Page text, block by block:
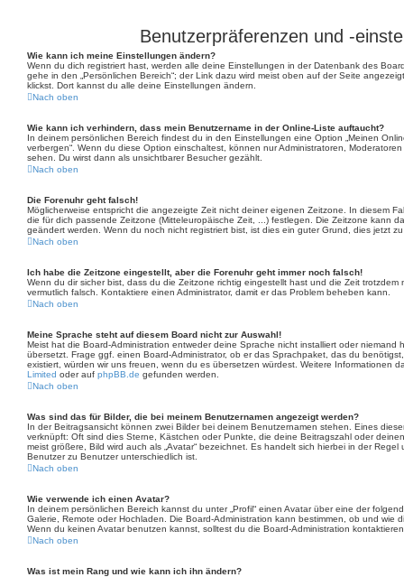
Benutzerpräferenzen und -
Wie kann ich meine Einstellungen ändern?
Wenn du dich registriert hast, werden alle deine Einstellungen in der Datenbank des
gehe in den „Persönlichen Bereich“; der Link dazu wird meist oben auf der Seite
klickst. Dort kannst du alle deine Einstellungen ändern.
Nach oben
Wie kann ich verhindern, dass mein Benutzername in der Online-Liste auftaucht?
In deinem persönlichen Bereich findest du in den Einstellungen eine Option „Meinen
verbergen“. Wenn du diese Option einschaltest, können nur Administratoren,
sehen. Du wirst dann als unsichtbarer Besucher gezählt.
Nach oben
Die Forenuhr geht falsch!
Möglicherweise entspricht die angezeigte Zeit nicht deiner eigenen Zeitzone. In diesem
die für dich passende Zeitzone (Mitteleuropäische Zeit, ...) festlegen. Die Zeitzone kann
geändert werden. Wenn du noch nicht registriert bist, ist dies ein guter Grund, dies jetzt
Nach oben
Ich habe die Zeitzone eingestellt, aber die Forenuhr geht immer noch falsch!
Wenn du dir sicher bist, dass du die Zeitzone richtig eingestellt hast und die Zeit trotzdem
vermutlich falsch. Kontaktiere einen Administrator, damit er das Problem beheben kann.
Nach oben
Meine Sprache steht auf diesem Board nicht zur Auswahl!
Meist hat die Board-Administration entweder deine Sprache nicht installiert oder niemand
übersetzt. Frage ggf. einen Board-Administrator, ob er das Sprachpaket, das du
existiert, würden wir uns freuen, wenn du es übersetzen würdest. Weitere Informationen
Limited oder auf phpBB.de gefunden werden.
Nach oben
Was sind das für Bilder, die bei meinem Benutzernamen angezeigt werden?
In der Beitragsansicht können zwei Bilder bei deinem Benutzernamen stehen. Eines
verknüpft: Oft sind dies Sterne, Kästchen oder Punkte, die deine Beitragszahl oder
meist größere, Bild wird auch als „Avatar“ bezeichnet. Es handelt sich hierbei in der
Benutzer zu Benutzer unterschiedlich ist.
Nach oben
Wie verwende ich einen Avatar?
In deinem persönlichen Bereich kannst du unter „Profil“ einen Avatar über eine der
Galerie, Remote oder Hochladen. Die Board-Administration kann bestimmen, ob und wie
Wenn du keinen Avatar benutzen kannst, solltest du die Board-Administration
Nach oben
Was ist mein Rang und wie kann ich ihn ändern?